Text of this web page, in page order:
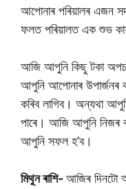
আপোনাৰ পৰিয়ালৰ এজন
ফলত পৰিয়ালত এক শুভ
আজি আপুনি কিছু টকা
আপুনি আপোনাৰ উপাৰ্জনৰ
কৰিব লাগিব। অন্যথা
পাৰে। আজি আপুনি নিজৰ
আপুনি সফল হ’ব।
মিথুন ৰাশি-আজিৰ দিনটো